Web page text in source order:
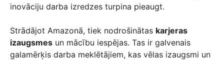
inovāciju darba izredzes turpina pieaugt.
Strādājot Amazonā, tiek nodrošinātas karjeras
izaugsmes un mācību iespējas. Tas ir galvenais
galamērķis darba meklētājiem, kas vēlas izaugsmi un